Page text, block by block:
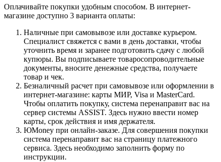
Оплачивайте покупки удобным способом. В интернет-
магазине доступно 3 варианта оплаты:
Наличные при самовывозе или доставке курьером.
Специалист свяжется с вами в день доставки, чтобы
уточнить время и заранее подготовить сдачу с любой
купюры. Вы подписываете товаросопроводительные
документы, вносите денежные средства, получаете
товар и чек.
Безналичный расчет при самовывозе или оформлении в
интернет-магазине: карты МИР, Visa и MasterCard.
Чтобы оплатить покупку, система перенаправит вас на
сервер системы ASSIST. Здесь нужно ввести номер
карты, срок действия и имя держателя.
ЮMoney при онлайн-заказе. Для совершения покупки
система перенаправит вас на страницу платежного
сервиса. Здесь необходимо заполнить форму по
инструкции.